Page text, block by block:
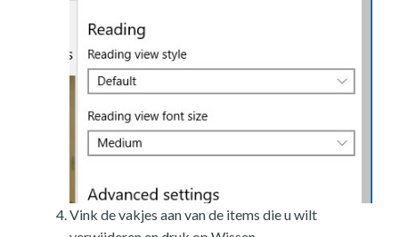
Vink de vakjes aan van de items die u wilt